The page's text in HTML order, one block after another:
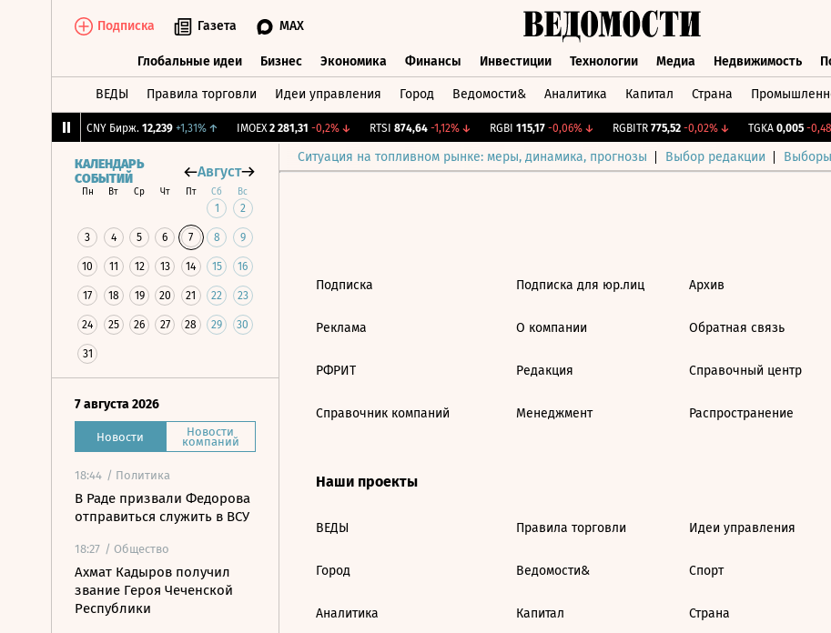
Подписка Газета MAX
Глобальные идеи Бизнес Экономика Финансы Инвестиции Технологии Медиа Недвижимость
ВЕДЫ Правила торговли Идеи управления Город Ведомости& Аналитика Капитал Страна
CNY Бирж. 12,239 +1,31%↑ IMOEX 2 281,31 -0,2%↓ RTSI 874,64 -1,12%↓ RGBI 115,17 -0,06%↓ RGBITR 775,52 -0,02%↓ TGKA 0,005 -
Ситуация на топливном рынке: меры, динамика, прогнозы Выбор редакции Выборы
КАЛЕНДАРЬ
СОБЫТИЙ
Август
Пн Вт Ср Чт Пт Сб Вс
1 2
3 4 5 6 7 8 9
10 11 12 13 14 15 16
17 18 19 20 21 22 23
24 25 26 27 28 29 30
31
7 августа 2026
Новости Новости
компаний
18:44 / Политика
В Раде призвали Федорова
отправиться служить в ВСУ
18:27 / Общество
Ахмат Кадыров получил
звание Героя Чеченской
Республики
Подписка
Реклама
РФРИТ
Справочник компаний
Подписка для юр.лиц
О компании
Редакция
Менеджмент
Архив
Обратная связь
Справочный центр
Распространение
Наши проекты
ВЕДЫ
Город
Аналитика
Правила торговли
Ведомости&
Капитал
Идеи управления
Спорт
Страна